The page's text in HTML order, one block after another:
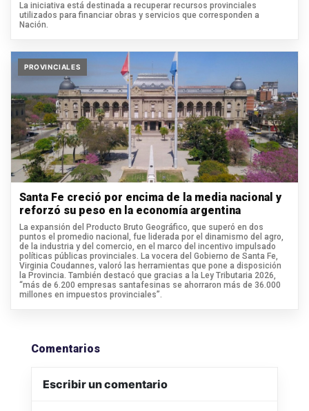
La iniciativa está destinada a recuperar recursos provinciales
utilizados para financiar obras y servicios que corresponden a
Nación.
PROVINCIALES
Santa Fe creció por encima de la media nacional y
reforzó su peso en la economía argentina
La expansión del Producto Bruto Geográfico, que superó en dos
puntos el promedio nacional, fue liderada por el dinamismo del agro,
de la industria y del comercio, en el marco del incentivo impulsado
políticas públicas provinciales. La vocera del Gobierno de Santa Fe,
Virginia Coudannes, valoró las herramientas que pone a disposición
la Provincia. También destacó que gracias a la Ley Tributaria 2026,
“más de 6.200 empresas santafesinas se ahorraron más de 36.000
millones en impuestos provinciales”.
Comentarios
Escribir un comentario